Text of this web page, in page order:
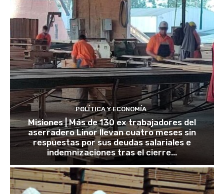
POLÍTICA Y ECONOMÍA
Misiones | Más de 130 ex trabajadores del
aserradero Linor llevan cuatro meses sin
respuestas por sus deudas salariales e
indemnizaciones tras el cierre...